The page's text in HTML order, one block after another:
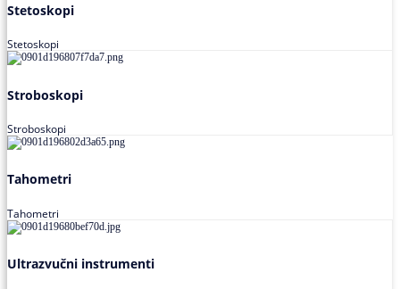
Stetoskopi
Stetoskopi
Stroboskopi
Stroboskopi
Tahometri
Tahometri
Ultrazvučni instrumenti